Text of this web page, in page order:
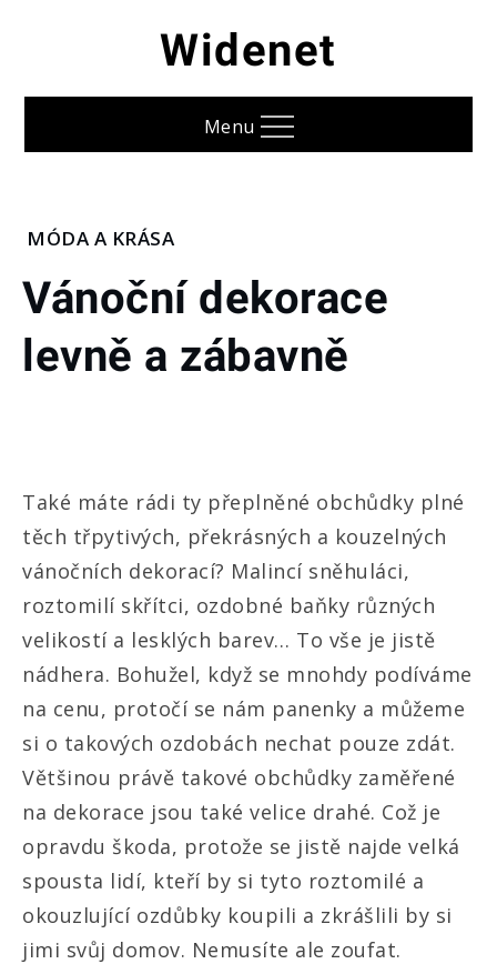
Widenet
Menu
Home
a
krása
Vánoční
dekorace
MÓDA A KRÁSA
Vánoční dekorace
levně a zábavně
Také máte rádi ty přeplněné obchůdky plné
těch třpytivých, překrásných a kouzelných
vánočních dekorací? Malincí sněhuláci,
roztomilí skřítci, ozdobné baňky různých
velikostí a lesklých barev… To vše je jistě
nádhera. Bohužel, když se mnohdy podíváme
na cenu, protočí se nám panenky a můžeme
si o takových ozdobách nechat pouze zdát.
Většinou právě takové obchůdky zaměřené
na dekorace jsou také velice drahé. Což je
opravdu škoda, protože se jistě najde velká
spousta lidí, kteří by si tyto roztomilé a
okouzlující ozdůbky koupili a zkrášlili by si
jimi svůj domov. Nemusíte ale zoufat.